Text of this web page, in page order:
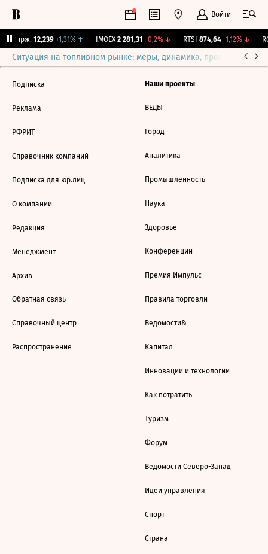
Войти
Бирж. 12,239 +1,31%↑ IMOEX 2 281,31 -0,2%↓ RTSI 874,64 -1,12%↓
Ситуация на топливном рынке: меры, динамика, прогнозы
Подписка
Реклама
РФРИТ
Справочник компаний
Подписка для юр.лиц
О компании
Редакция
Менеджмент
Архив
Обратная связь
Справочный центр
Распространение
Наши проекты
ВЕДЫ
Город
Аналитика
Промышленность
Наука
Здоровье
Конференции
Премия Импульс
Правила торговли
Ведомости&
Капитал
Инновации и технологии
Как потратить
Туризм
Форум
Ведомости Северо-Запад
Идеи управления
Спорт
Страна